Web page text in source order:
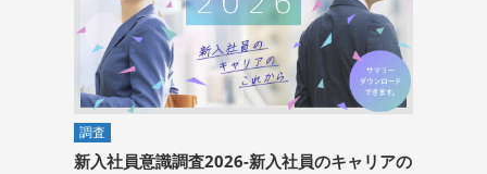
調査
新入社員意識調査2026-新入社員のキャリアの